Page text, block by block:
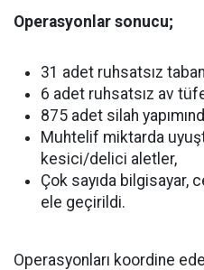
Operasyonlar sonucu;
31 adet ruhsatsız
6 adet ruhsatsız av
875 adet silah
Muhtelif miktarda
kesici/delici aletler,
Çok sayıda bilgisayar,
ele geçirildi.
Operasyonları koordine